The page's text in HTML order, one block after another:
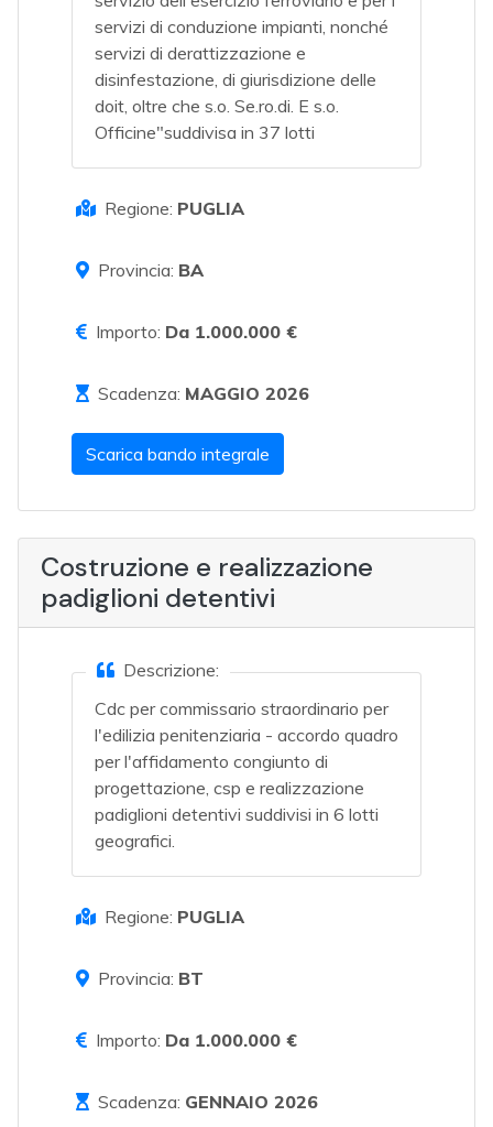
servizi di conduzione impianti, nonché
servizi di derattizzazione e
disinfestazione, di giurisdizione delle
doit, oltre che s.o. Se.ro.di. E s.o.
Officine"suddivisa in 37 lotti
Regione: PUGLIA
Provincia: BA
Importo: Da 1.000.000 €
Scadenza: MAGGIO 2026
Scarica bando integrale
Costruzione e realizzazione
padiglioni detentivi
Descrizione:
Cdc per commissario straordinario per
l'edilizia penitenziaria - accordo quadro
per l'affidamento congiunto di
progettazione, csp e realizzazione
padiglioni detentivi suddivisi in 6 lotti
geografici.
Regione: PUGLIA
Provincia: BT
Importo: Da 1.000.000 €
Scadenza: GENNAIO 2026